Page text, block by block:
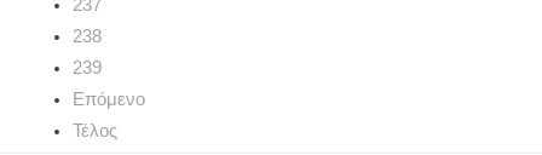
237
238
239
Επόμενο
Τέλος